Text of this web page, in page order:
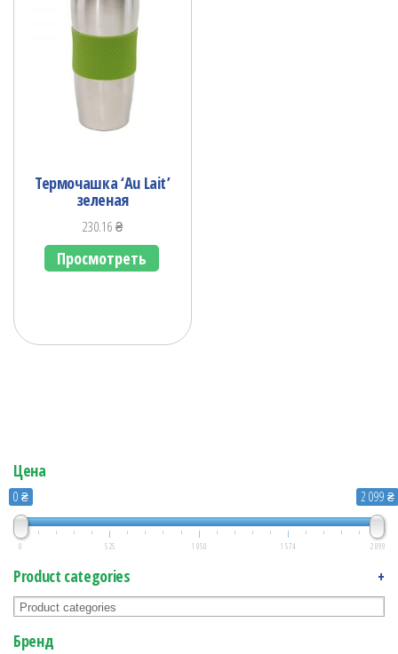
Термочашка ‘Au Lait’
зеленая
230.16₴
Просмотреть
Цена
0 ₴ 2 099 ₴
0 525 1 050 1 574 2 099
Product categories +
Бренд